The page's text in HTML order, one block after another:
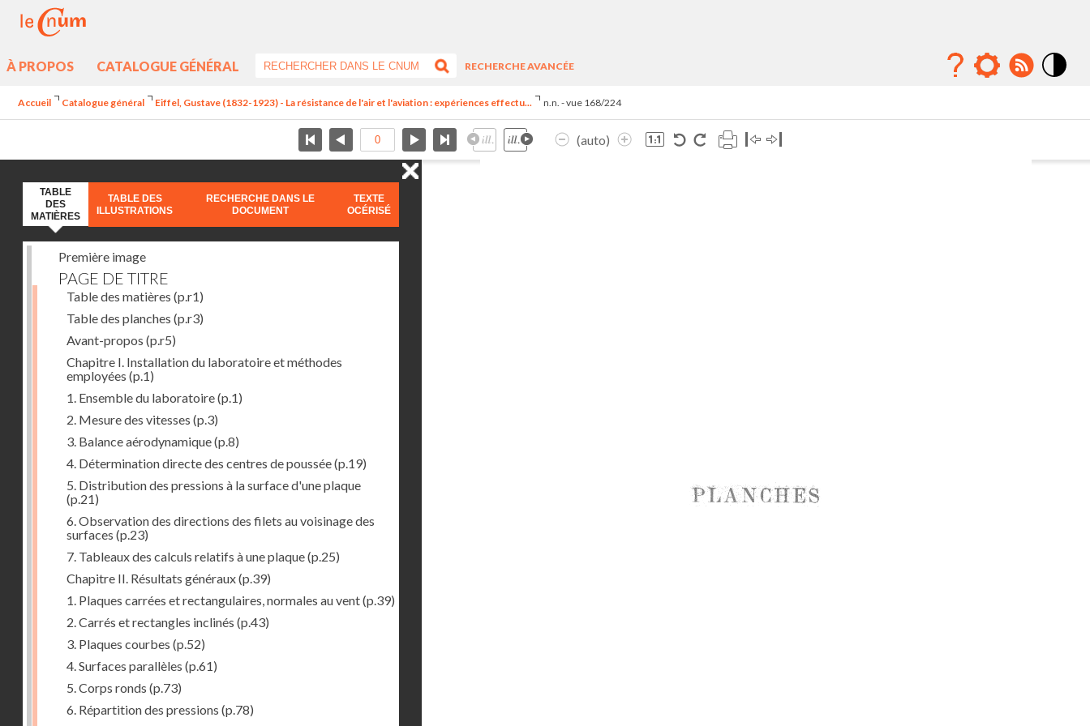
À PROPOS CATALOGUE GÉNÉRAL
RECHERCHE AVANCÉE
Accueil Catalogue général Eiffel, Gustave (1832-1923) - La résistance de l'air et l'aviation : expériences effectu... n.n. - vue 168/224
(auto)
TABLE
DES
MATIÈRES
TABLE DES
ILLUSTRATIONS
RECHERCHE DANS LE
DOCUMENT
TEXTE
OCÉRISÉ
Première image
PAGE DE TITRE
Table des matières (p.r1)
Table des planches (p.r3)
Avant-propos (p.r5)
Chapitre I. Installation du laboratoire et méthodes
employées (p.1)
1. Ensemble du laboratoire(p.1)
2. Mesure des vitesses (p.3)
3. Balance aérodynamique(p.8)
4. Détermination directe des centres de poussée(p.19)
5. Distribution des pressions à la surface d'une plaque
(p.21)
6. Observation des directions des filets au voisinage des
surfaces (p.23)
7. Tableaux des calculs relatifs à une plaque(p.25)
Chapitre II. Résultats généraux(p.39)
1. Plaques carrées et rectangulaires, normales au vent(p.39)
2. Carrés et rectangles inclinés (p.43)
3. Plaques courbes (p.52)
4. Surfaces parallèles (p.61)
5. Corps ronds (p.73)
6. Répartition des pressions (p.78)